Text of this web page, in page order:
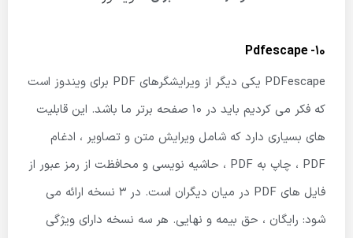
10- Pdfescape
PDFescape یکی دیگر از ویرایشگرهای PDF برای ویندوز است
که فکر می کردیم باید در 10 صفحه برتر ما باشد. این قابلیت
های بسیاری دارد که شامل ویرایش متن و تصاویر ، ادغام
PDF ، چاپ به PDF ، حاشیه نویسی و محافظت از رمز عبور از
فایل های PDF در میان دیگران است. در 3 نسخه ارائه می
شود: رایگان ، حق بیمه و نهایی. هر سه نسخه دارای ویژگی